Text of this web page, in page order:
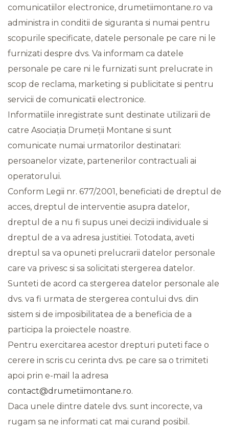
comunicatiilor electronice, drumetiimontane.ro va
administra in conditii de siguranta si numai pentru
scopurile specificate, datele personale pe care ni le
furnizati despre dvs. Va informam ca datele
personale pe care ni le furnizati sunt prelucrate in
scop de reclama, marketing si publicitate si pentru
servicii de comunicatii electronice.
Informatiile inregistrate sunt destinate utilizarii de
catre Asociația Drumeții Montane si sunt
comunicate numai urmatorilor destinatari:
persoanelor vizate, partenerilor contractuali ai
operatorului.
Conform Legii nr. 677/2001, beneficiati de dreptul de
acces, dreptul de interventie asupra datelor,
dreptul de a nu fi supus unei decizii individuale si
dreptul de a va adresa justitiei. Totodata, aveti
dreptul sa va opuneti prelucrarii datelor personale
care va privesc si sa solicitati stergerea datelor.
Sunteti de acord ca stergerea datelor personale ale
dvs. va fi urmata de stergerea contului dvs. din
sistem si de imposibilitatea de a beneficia de a
participa la proiectele noastre.
Pentru exercitarea acestor drepturi puteti face o
cerere in scris cu cerinta dvs. pe care sa o trimiteti
apoi prin e-mail la adresa
contact@drumetiimontane.ro.
Daca unele dintre datele dvs. sunt incorecte, va
rugam sa ne informati cat mai curand posibil.